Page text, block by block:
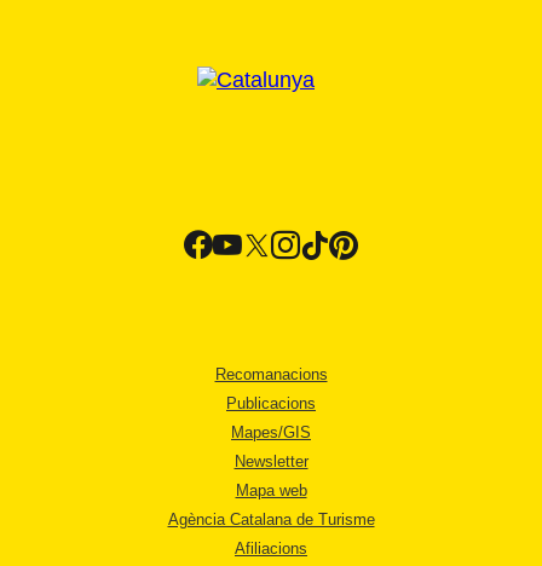
Recomanacions
Publicacions
Mapes/GIS
Newsletter
Mapa web
Agència Catalana de Turisme
Afiliacions